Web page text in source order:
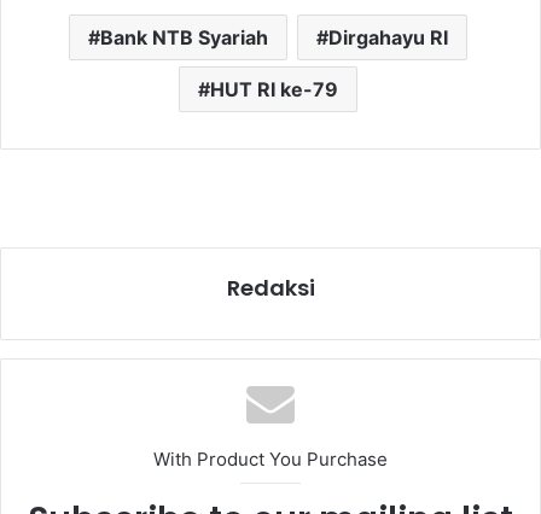
Bank NTB Syariah Dirgahayu RI
HUT RI ke-79
Redaksi
With Product You Purchase